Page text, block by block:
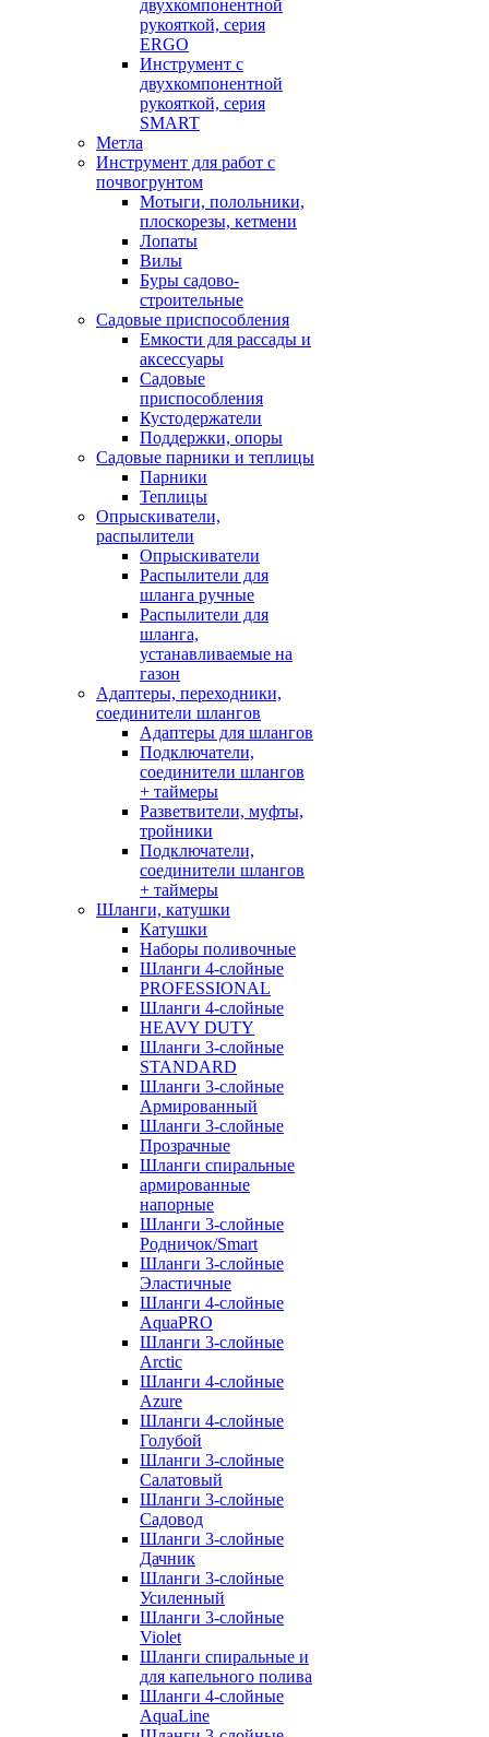
двухкомпонентной
рукояткой, серия
ERGO
Инструмент с
двухкомпонентной
рукояткой, серия
SMART
Метла
Инструмент для работ с
почвогрунтом
Мотыги, полольники,
плоскорезы, кетмени
Лопаты
Вилы
Буры садово-
строительные
Садовые приспособления
Емкости для рассады и
аксессуары
Садовые
приспособления
Кустодержатели
Поддержки, опоры
Садовые парники и теплицы
Парники
Теплицы
Опрыскиватели,
распылители
Опрыскиватели
Распылители для
шланга ручные
Распылители для
шланга,
устанавливаемые на
газон
Адаптеры, переходники,
соединители шлангов
Адаптеры для шлангов
Подключатели,
соединители шлангов
+ таймеры
Разветвители, муфты,
тройники
Подключатели,
соединители шлангов
+ таймеры
Шланги, катушки
Катушки
Наборы поливочные
Шланги 4-слойные
PROFESSIONAL
Шланги 4-слойные
HEAVY DUTY
Шланги 3-слойные
STANDARD
Шланги 3-слойные
Армированный
Шланги 3-слойные
Прозрачные
Шланги спиральные
армированные
напорные
Шланги 3-слойные
Родничок/Smart
Шланги 3-слойные
Эластичные
Шланги 4-слойные
AquaPRO
Шланги 3-слойные
Arctic
Шланги 4-слойные
Azure
Шланги 4-слойные
Голубой
Шланги 3-слойные
Салатовый
Шланги 3-слойные
Садовод
Шланги 3-слойные
Дачник
Шланги 3-слойные
Усиленный
Шланги 3-слойные
Violet
Шланги спиральные и
для капельного полива
Шланги 4-слойные
AquaLine